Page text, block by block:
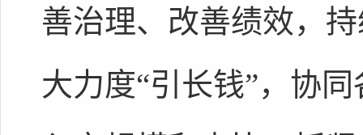
善治理、改善绩效，
大力度“引长钱”，协